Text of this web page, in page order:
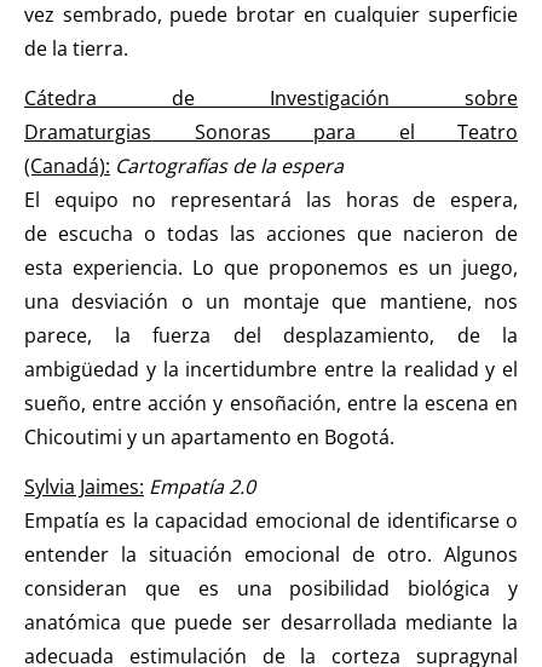
vez sembrado, puede brotar en cualquier superficie
de la tierra.
Cátedra de Investigación sobre
Dramaturgias Sonoras para el Teatro
(Canadá): Cartografías de la espera
El equipo no representará las horas de espera,
de escucha o todas las acciones que nacieron de
esta experiencia. Lo que proponemos es un juego,
una desviación o un montaje que mantiene, nos
parece, la fuerza del desplazamiento, de la
ambigüedad y la incertidumbre entre la realidad y el
sueño, entre acción y ensoñación, entre la escena en
Chicoutimi y un apartamento en Bogotá.
Sylvia Jaimes: Empatía 2.0
Empatía es la capacidad emocional de identificarse o
entender la situación emocional de otro. Algunos
consideran que es una posibilidad biológica y
anatómica que puede ser desarrollada mediante la
adecuada estimulación de la corteza supragynal